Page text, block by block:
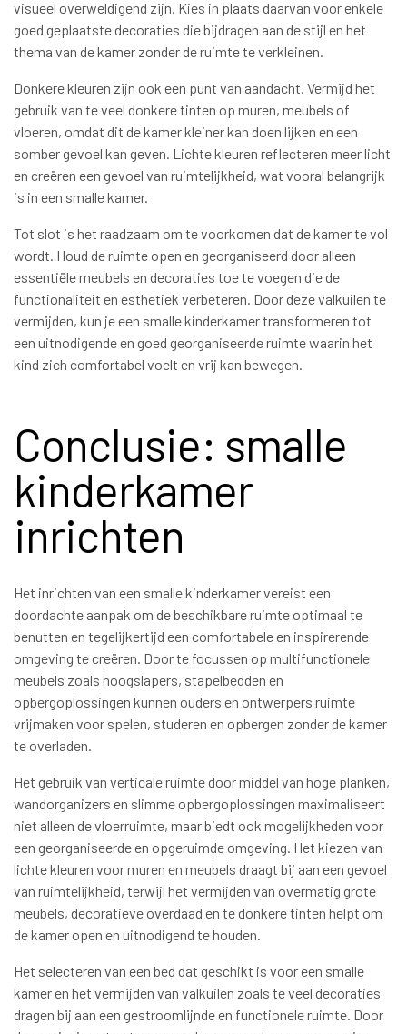
visueel overweldigend zijn. Kies in plaats daarvan voor enkele
goed geplaatste decoraties die bijdragen aan de stijl en het
thema van de kamer zonder de ruimte te verkleinen.
Donkere kleuren zijn ook een punt van aandacht. Vermijd het
gebruik van te veel donkere tinten op muren, meubels of
vloeren, omdat dit de kamer kleiner kan doen lijken en een
somber gevoel kan geven. Lichte kleuren reflecteren meer licht
en creëren een gevoel van ruimtelijkheid, wat vooral belangrijk
is in een smalle kamer.
Tot slot is het raadzaam om te voorkomen dat de kamer te vol
wordt. Houd de ruimte open en georganiseerd door alleen
essentiële meubels en decoraties toe te voegen die de
functionaliteit en esthetiek verbeteren. Door deze valkuilen te
vermijden, kun je een smalle kinderkamer transformeren tot
een uitnodigende en goed georganiseerde ruimte waarin het
kind zich comfortabel voelt en vrij kan bewegen.
Conclusie: smalle
kinderkamer
inrichten
Het inrichten van een smalle kinderkamer vereist een
doordachte aanpak om de beschikbare ruimte optimaal te
benutten en tegelijkertijd een comfortabele en inspirerende
omgeving te creëren. Door te focussen op multifunctionele
meubels zoals hoogslapers, stapelbedden en
opbergoplossingen kunnen ouders en ontwerpers ruimte
vrijmaken voor spelen, studeren en opbergen zonder de kamer
te overladen.
Het gebruik van verticale ruimte door middel van hoge planken,
wandorganizers en slimme opbergoplossingen maximaliseert
niet alleen de vloerruimte, maar biedt ook mogelijkheden voor
een georganiseerde en opgeruimde omgeving. Het kiezen van
lichte kleuren voor muren en meubels draagt bij aan een gevoel
van ruimtelijkheid, terwijl het vermijden van overmatig grote
meubels, decoratieve overdaad en te donkere tinten helpt om
de kamer open en uitnodigend te houden.
Het selecteren van een bed dat geschikt is voor een smalle
kamer en het vermijden van valkuilen zoals te veel decoraties
dragen bij aan een gestroomlijnde en functionele ruimte. Door